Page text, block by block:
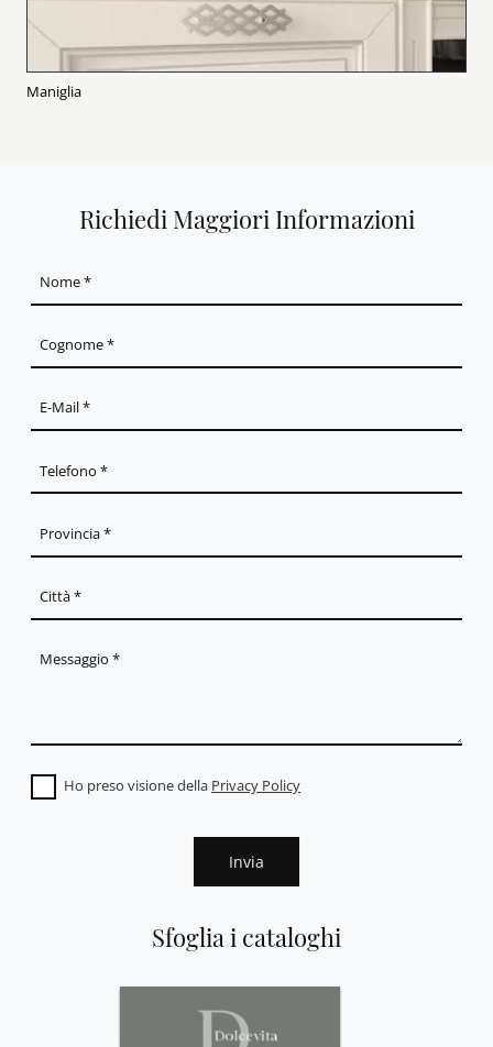
Maniglia
Sfoglia i cataloghi
Richiedi Maggiori Informazioni
Ho preso visione della Privacy Policy
Invia